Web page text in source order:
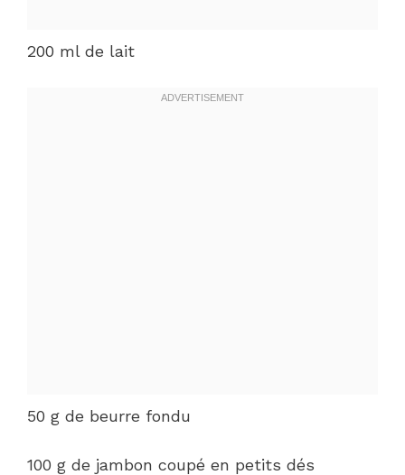
200 ml de lait
50 g de beurre fondu
100 g de jambon coupé en petits dés